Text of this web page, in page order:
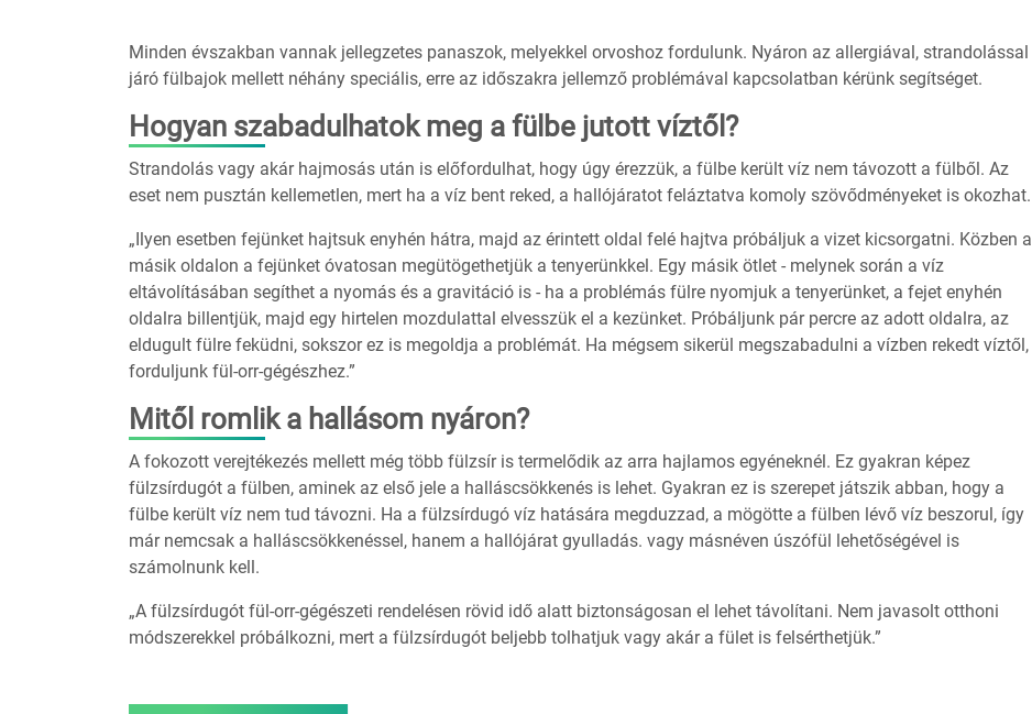
Minden évszakban vannak jellegzetes panaszok, melyekkel orvoshoz fordulunk. Nyáron az allergiával, strandolással
járó fülbajok mellett néhány speciális, erre az időszakra jellemző problémával kapcsolatban kérünk segítséget.
Hogyan szabadulhatok meg a fülbe jutott víztől?
Strandolás vagy akár hajmosás után is előfordulhat, hogy úgy érezzük, a fülbe került víz nem távozott a fülből. Az
eset nem pusztán kellemetlen, mert ha a víz bent reked, a hallójáratot feláztatva komoly szövődményeket is okozhat.
„Ilyen esetben fejünket hajtsuk enyhén hátra, majd az érintett oldal felé hajtva próbáljuk a vizet kicsorgatni. Közben a
másik oldalon a fejünket óvatosan megütögethetjük a tenyerünkkel. Egy másik ötlet - melynek során a víz
eltávolításában segíthet a nyomás és a gravitáció is - ha a problémás fülre nyomjuk a tenyerünket, a fejet enyhén
oldalra billentjük, majd egy hirtelen mozdulattal elvesszük el a kezünket. Próbáljunk pár percre az adott oldalra, az
eldugult fülre feküdni, sokszor ez is megoldja a problémát. Ha mégsem sikerül megszabadulni a vízben rekedt víztől,
forduljunk fül-orr-gégészhez.”
Mitől romlik a hallásom nyáron?
A fokozott verejtékezés mellett még több fülzsír is termelődik az arra hajlamos egyéneknél. Ez gyakran képez
fülzsírdugót a fülben, aminek az első jele a halláscsökkenés is lehet. Gyakran ez is szerepet játszik abban, hogy a
fülbe került víz nem tud távozni. Ha a fülzsírdugó víz hatására megduzzad, a mögötte a fülben lévő víz beszorul, így
már nemcsak a halláscsökkenéssel, hanem a hallójárat gyulladás. vagy másnéven úszófül lehetőségével is
számolnunk kell.
„A fülzsírdugót fül-orr-gégészeti rendelésen rövid idő alatt biztonságosan el lehet távolítani. Nem javasolt otthoni
módszerekkel próbálkozni, mert a fülzsírdugót beljebb tolhatjuk vagy akár a fület is felsérthetjük.”